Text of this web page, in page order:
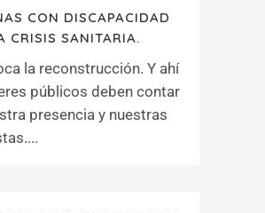
CON DISCAPACIDAD
CRISIS SANITARIA.
la reconstrucción. Y ahí
públicos deben contar
presencia y nuestras